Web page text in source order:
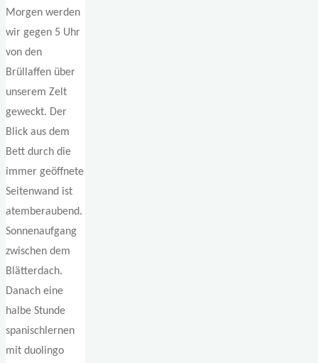
Morgen werden
wir gegen 5 Uhr
von den
Brüllaffen über
unserem Zelt
geweckt. Der
Blick aus dem
Bett durch die
immer geöffnete
Seitenwand ist
atemberaubend.
Sonnenaufgang
zwischen dem
Blätterdach.
Danach eine
halbe Stunde
spanischlernen
mit duolingo